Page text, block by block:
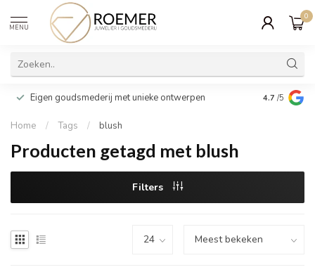
MENU
0
Eigen goudsmederij met unieke ontwerpen Wij
cadeau
4.7 /5
Home / Tags / blush
Producten getagd met blush
Filters